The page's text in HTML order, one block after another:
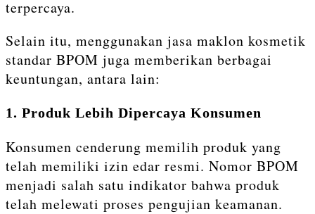
terpercaya.
Selain itu, menggunakan jasa maklon kosmetik
standar BPOM juga memberikan berbagai
keuntungan, antara lain:
1. Produk Lebih Dipercaya Konsumen
Konsumen cenderung memilih produk yang
telah memiliki izin edar resmi. Nomor BPOM
menjadi salah satu indikator bahwa produk
telah melewati proses pengujian keamanan.